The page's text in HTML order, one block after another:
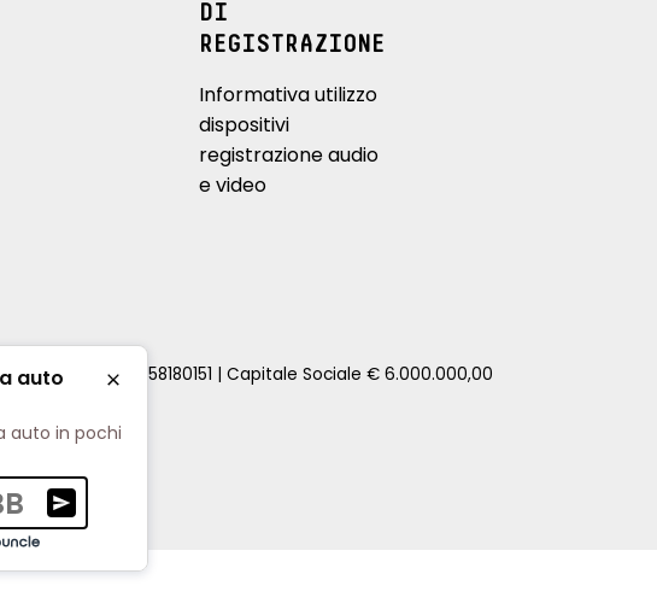
DI
REGISTRAZIONE
Informativa utilizzo
dispositivi
registrazione audio
e video
| P.IVA e C.F. 00858180151 | Capitale Sociale € 6.000.000,00
auto
Chiudi
auto in pochi
Ricevi una valutazione della tua auto senza impegno